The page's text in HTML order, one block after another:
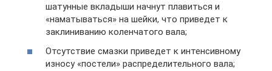
шатунные вкладыши начнут плавиться и
«наматываться» на шейки, что приведет к
заклиниванию коленчатого вала;
Отсутствие смазки приведет к интенсивному
износу «постели» распределительного вала;